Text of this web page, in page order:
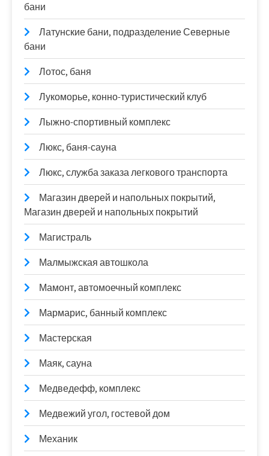
бани
Латунские бани, подразделение Северные
бани
Лотос, баня
Лукоморье, конно-туристический клуб
Лыжно-спортивный комплекс
Люкс, баня-сауна
Люкс, служба заказа легкового транспорта
Магазин дверей и напольных покрытий,
Магазин дверей и напольных покрытий
Магистраль
Малмыжская автошкола
Мамонт, автомоечный комплекс
Мармарис, банный комплекс
Мастерская
Маяк, сауна
Медведефф, комплекс
Медвежий угол, гостевой дом
Механик